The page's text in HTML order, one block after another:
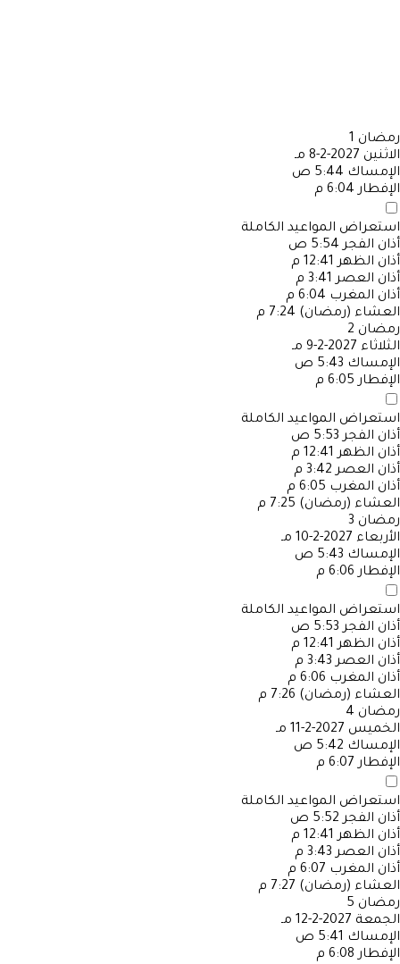
رمضان 1
الاثنين 2027-2-8 مـ
الإمساك 5:44 ص
الإفطار 6:04 م
استعراض المواعيد الكاملة
أذان الفجر 5:54 ص
أذان الظهر 12:41 م
أذان العصر 3:41 م
أذان المغرب 6:04 م
العشاء (رمضان) 7:24 م
رمضان 2
الثلاثاء 2027-2-9 مـ
الإمساك 5:43 ص
الإفطار 6:05 م
استعراض المواعيد الكاملة
أذان الفجر 5:53 ص
أذان الظهر 12:41 م
أذان العصر 3:42 م
أذان المغرب 6:05 م
العشاء (رمضان) 7:25 م
رمضان 3
الأربعاء 2027-2-10 مـ
الإمساك 5:43 ص
الإفطار 6:06 م
استعراض المواعيد الكاملة
أذان الفجر 5:53 ص
أذان الظهر 12:41 م
أذان العصر 3:43 م
أذان المغرب 6:06 م
العشاء (رمضان) 7:26 م
رمضان 4
الخميس 2027-2-11 مـ
الإمساك 5:42 ص
الإفطار 6:07 م
استعراض المواعيد الكاملة
أذان الفجر 5:52 ص
أذان الظهر 12:41 م
أذان العصر 3:43 م
أذان المغرب 6:07 م
العشاء (رمضان) 7:27 م
رمضان 5
الجمعة 2027-2-12 مـ
الإمساك 5:41 ص
الإفطار 6:08 م